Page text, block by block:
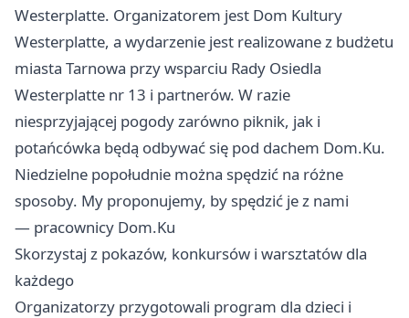
Westerplatte. Organizatorem jest Dom Kultury
Westerplatte, a wydarzenie jest realizowane z budżetu
miasta Tarnowa przy wsparciu Rady Osiedla
Westerplatte nr 13 i partnerów. W razie
niesprzyjającej pogody zarówno piknik, jak i
potańcówka będą odbywać się pod dachem Dom.Ku.
Niedzielne popołudnie można spędzić na różne
sposoby. My proponujemy, by spędzić je z nami
— pracownicy Dom.Ku
Skorzystaj z pokazów, konkursów i warsztatów dla
każdego
Organizatorzy przygotowali program dla dzieci i